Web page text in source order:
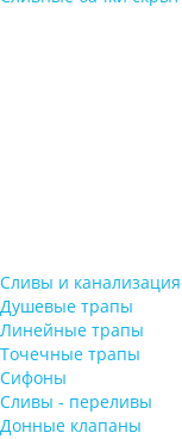
Сливы и канализация
Душевые трапы
Линейные трапы
Точечные трапы
Сифоны
Сливы - переливы
Донные клапаны